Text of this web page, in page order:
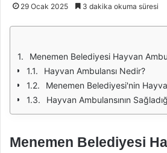
29 Ocak 2025 3 dakika okuma süresi
Menemen Belediyesi Hayvan Ambulansı
Hayvan Ambulansı Nedir?
Menemen Belediyesi'nin
Hayvan Ambulansının
Menemen Belediyesi